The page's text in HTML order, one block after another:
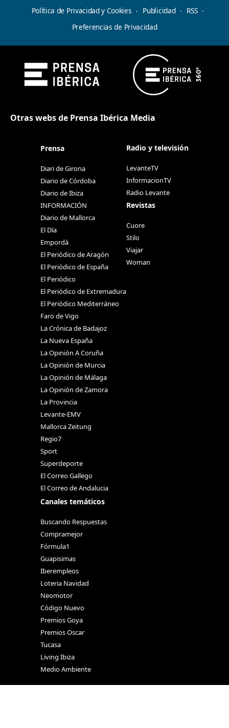
Política de Privacidad y Cookies
Publicidad
RSS
Preferencias de Privacidad
Otras webs de Prensa Ibérica Media
Prensa
Diari de Girona
Diario de Córdoba
Diario de Ibiza
INFORMACIÓN
Diario de Mallorca
El Día
Empordà
El Periódico de Aragón
El Periódico de España
El Periódico
El Periódico de Extremadura
El Periódico Mediterráneo
Faro de Vigo
La Crónica de Badajoz
La Nueva España
La Opinión A Coruña
La Opinión de Murcia
La Opinión de Málaga
La Opinión de Zamora
La Provincia
Levante-EMV
Mallorca Zeitung
Regio7
Sport
Superdeporte
El Correo Gallego
El Correo de Andalucia
Canales temáticos
Buscando Respuestas
Compramejor
Fórmula1
Guapisimas
Iberempleos
Loteria Navidad
Neomotor
Código Nuevo
Premios Goya
Premios Oscar
Tucasa
Living Ibiza
Medio Ambiente
Radio y televisión
LevanteTV
InformacionTV
Radio Levante
Revistas
Cuore
Stilo
Viajar
Woman